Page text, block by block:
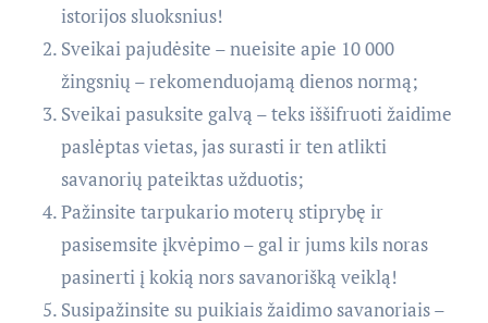
istorijos sluoksnius!
Sveikai pajudėsite – nueisite apie 10 000
žingsnių – rekomenduojamą dienos normą;
Sveikai pasuksite galvą – teks iššifruoti žaidime
paslėptas vietas, jas surasti ir ten atlikti
savanorių pateiktas užduotis;
Pažinsite tarpukario moterų stiprybę ir
pasisemsite įkvėpimo – gal ir jums kils noras
pasinerti į kokią nors savanorišką veiklą!
Susipažinsite su puikiais žaidimo savanoriais –